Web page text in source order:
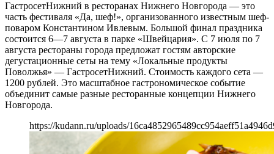
ГастросетНижний в ресторанах Нижнего Новгорода — это
часть фестиваля «Да, шеф!», организованного известным шеф-
поваром Константином Ивлевым. Большой финал праздника
состоится 6—7 августа в парке «Швейцария». С 7 июля по 7
августа рестораны города предложат гостям авторские
дегустационные сеты на тему «Локальные продукты
Поволжья» — ГастросетНижний. Стоимость каждого сета —
1200 рублей. Это масштабное гастрономическое событие
объединит самые разные ресторанные концепции Нижнего
Новгорода.
https://kudann.ru/uploads/